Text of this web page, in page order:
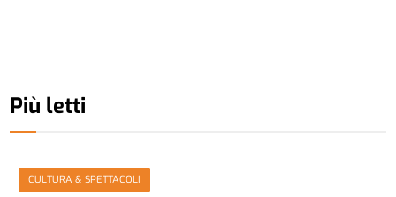
Più letti
CULTURA & SPETTACOLI